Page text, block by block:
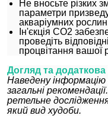
Не вносьте різких
параметри
акваріумних
Ін'єкція CO2
проведіть
процвітання вашої
Догляд та
Наведену
загальні
ретельне
який вид худоби.